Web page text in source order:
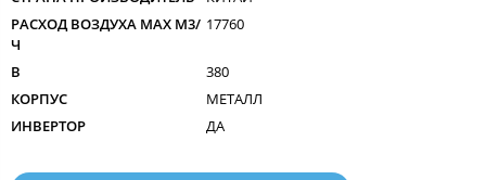
РАСХОД ВОЗДУХА MAX M3/
Ч
17760
В
380
КОРПУС
МЕТАЛЛ
ИНВЕРТОР
ДА